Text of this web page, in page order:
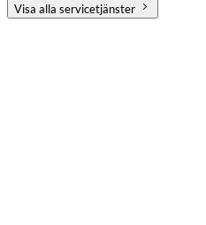
Visa alla servicetjänster